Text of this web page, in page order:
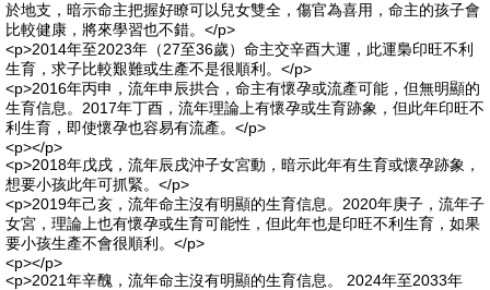
於地支，暗示命主把握好瞭可以兒女雙全，傷官為喜用，命主的孩子會
比較健康，將來學習也不錯。</p>
<p>2014年至2023年（27至36歲）命主交辛酉大運，此運梟印旺不利
生育，求子比較艱難或生產不是很順利。</p>
<p>2016年丙申，流年申辰拱合，命主有懷孕或流產可能，但無明顯的
生育信息。2017年丁酉，流年理論上有懷孕或生育跡象，但此年印旺不
利生育，即使懷孕也容易有流產。</p>
<p></p>
<p>2018年戊戌，流年辰戌沖子女宮動，暗示此年有生育或懷孕跡象，
想要小孩此年可抓緊。</p>
<p>2019年己亥，流年命主沒有明顯的生育信息。2020年庚子，流年子
女宮，理論上也有懷孕或生育可能性，但此年也是印旺不利生育，如果
要小孩生產不會很順利。</p>
<p></p>
<p>2021年辛醜，流年命主沒有明顯的生育信息。 2024年至2033年